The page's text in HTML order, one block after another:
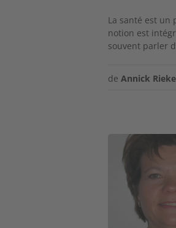
La santé est
notion est
souvent parler
de Annick
Image